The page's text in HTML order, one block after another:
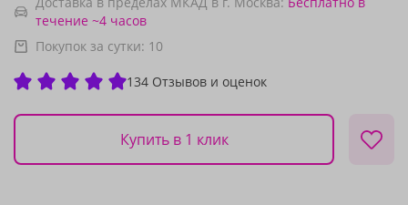
течение ~4 часов
Покупок за сутки: 10
134 Отзывов и оценок
Купить в 1 клик